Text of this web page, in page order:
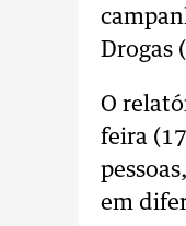
Drogas
O
feira
em